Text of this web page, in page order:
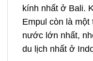
kính nhất ở Bali.
Empul còn là
nước lớn nhất,
du lịch nhất ở